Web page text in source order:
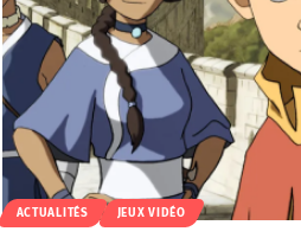
ACTUALITÉS JEUX VIDÉO